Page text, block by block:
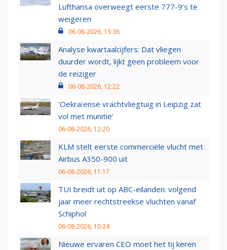
Lufthansa overweegt eerste 777-9’s te
weigeren
06-08-2026, 13:36
Analyse kwartaalcijfers: Dat vliegen
duurder wordt, lijkt geen probleem voor
de reiziger
06-08-2026, 12:22
'Oekraïense vrachtvliegtuig in Leipzig zat
vol met munitie'
06-08-2026, 12:20
KLM stelt eerste commerciële vlucht met
Airbus A350-900 uit
06-08-2026, 11:17
TUI breidt uit op ABC-eilanden: volgend
jaar meer rechtstreekse vluchten vanaf
Schiphol
06-08-2026, 10:24
Nieuwe ervaren CEO moet het tij keren